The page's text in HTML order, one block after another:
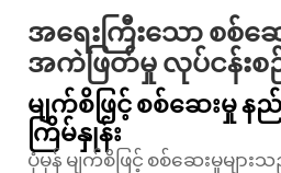
အရေးကြီးသော စစ်ဆ
အကဲဖြတ်မှု လုပ်ငန်းစဉ်
မျက်စိဖြင့် စစ်ဆေးမှု နည်
ကြိမ်နှုန်း
ပုံမှန် မျက်စိဖြင့် စစ်ဆေးမှုမျ